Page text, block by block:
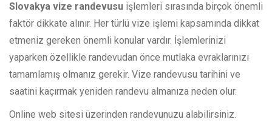
Slovakya vize randevusu işlemleri sırasında birçok önemli
faktör dikkate alınır. Her türlü vize işlemi kapsamında dikkat
etmeniz gereken önemli konular vardır. İşlemlerinizi
yaparken özellikle randevudan önce mutlaka evraklarınızı
tamamlamış olmanız gerekir. Vize randevusu tarihini ve
saatini kaçırmak yeniden randevu almanıza neden olur.
Online web sitesi üzerinden randevunuzu alabilirsiniz.